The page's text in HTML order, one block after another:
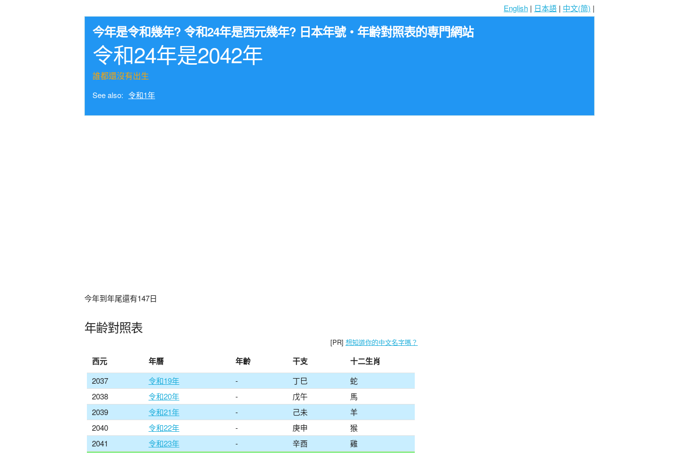
English | 日本語 | 中文(简) |
今年是令和幾年? 令和24年是西元幾年? 日本年號・年齢對照表的専門網站
令和24年是2042年
誰都還沒有出生
See also: 令和1年
今年到年尾還有147日
年齢對照表
[PR] 想知道你的中文名字嗎？
西元 年曆 年齡 干支 十二生肖
2037 令和19年 - 丁巳
蛇
2038
令和20年 - 戊午
馬
2039
令和21年 - 己未
羊
2040
令和22年 - 庚申
猴
2041
令和23年 - 辛酉 雞